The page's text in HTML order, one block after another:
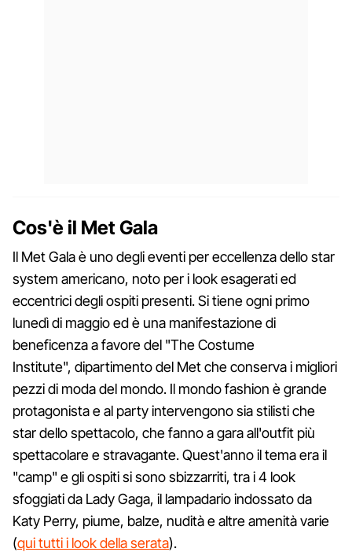
Cos'è il Met Gala
Il Met Gala è uno degli eventi per eccellenza dello star
system americano, noto per i look esagerati ed
eccentrici degli ospiti presenti. Si tiene ogni primo
lunedì di maggio ed è una manifestazione di
beneficenza a favore del "The Costume
Institute", dipartimento del Met che conserva i migliori
pezzi di moda del mondo. Il mondo fashion è grande
protagonista e al party intervengono sia stilisti che
star dello spettacolo, che fanno a gara all'outfit più
spettacolare e stravagante. Quest'anno il tema era il
"camp" e gli ospiti si sono sbizzarriti, tra i 4 look
sfoggiati da Lady Gaga, il lampadario indossato da
Katy Perry, piume, balze, nudità e altre amenità varie
(qui tutti i look della serata).